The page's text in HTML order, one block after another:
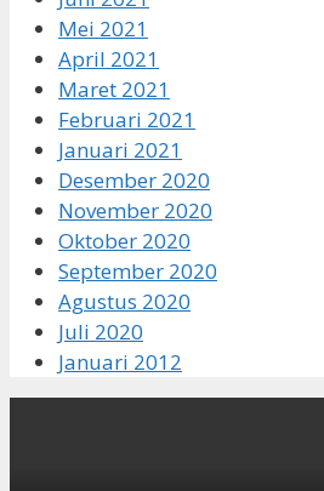
Mei 2021
April 2021
Maret 2021
Februari 2021
Januari 2021
Desember 2020
November 2020
Oktober 2020
September 2020
Agustus 2020
Juli 2020
Januari 2012